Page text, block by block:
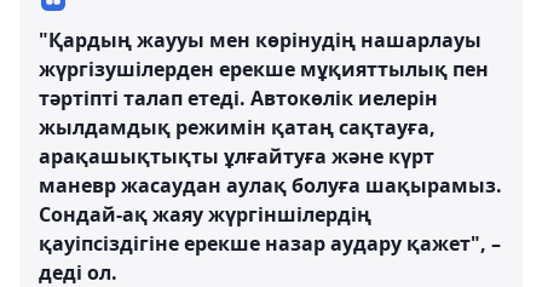
"Қардың жаууы мен көрінудің нашарлауы
жүргізушілерден ерекше мұқияттылық пен
тәртіпті талап етеді. Автокөлік иелерін
жылдамдық режимін қатаң сақтауға,
арақашықтықты ұлғайтуға және күрт
маневр жасаудан аулақ болуға шақырамыз.
Сондай-ақ жаяу жүргіншілердің
қауіпсіздігіне ерекше назар аудару қажет", –
деді ол.